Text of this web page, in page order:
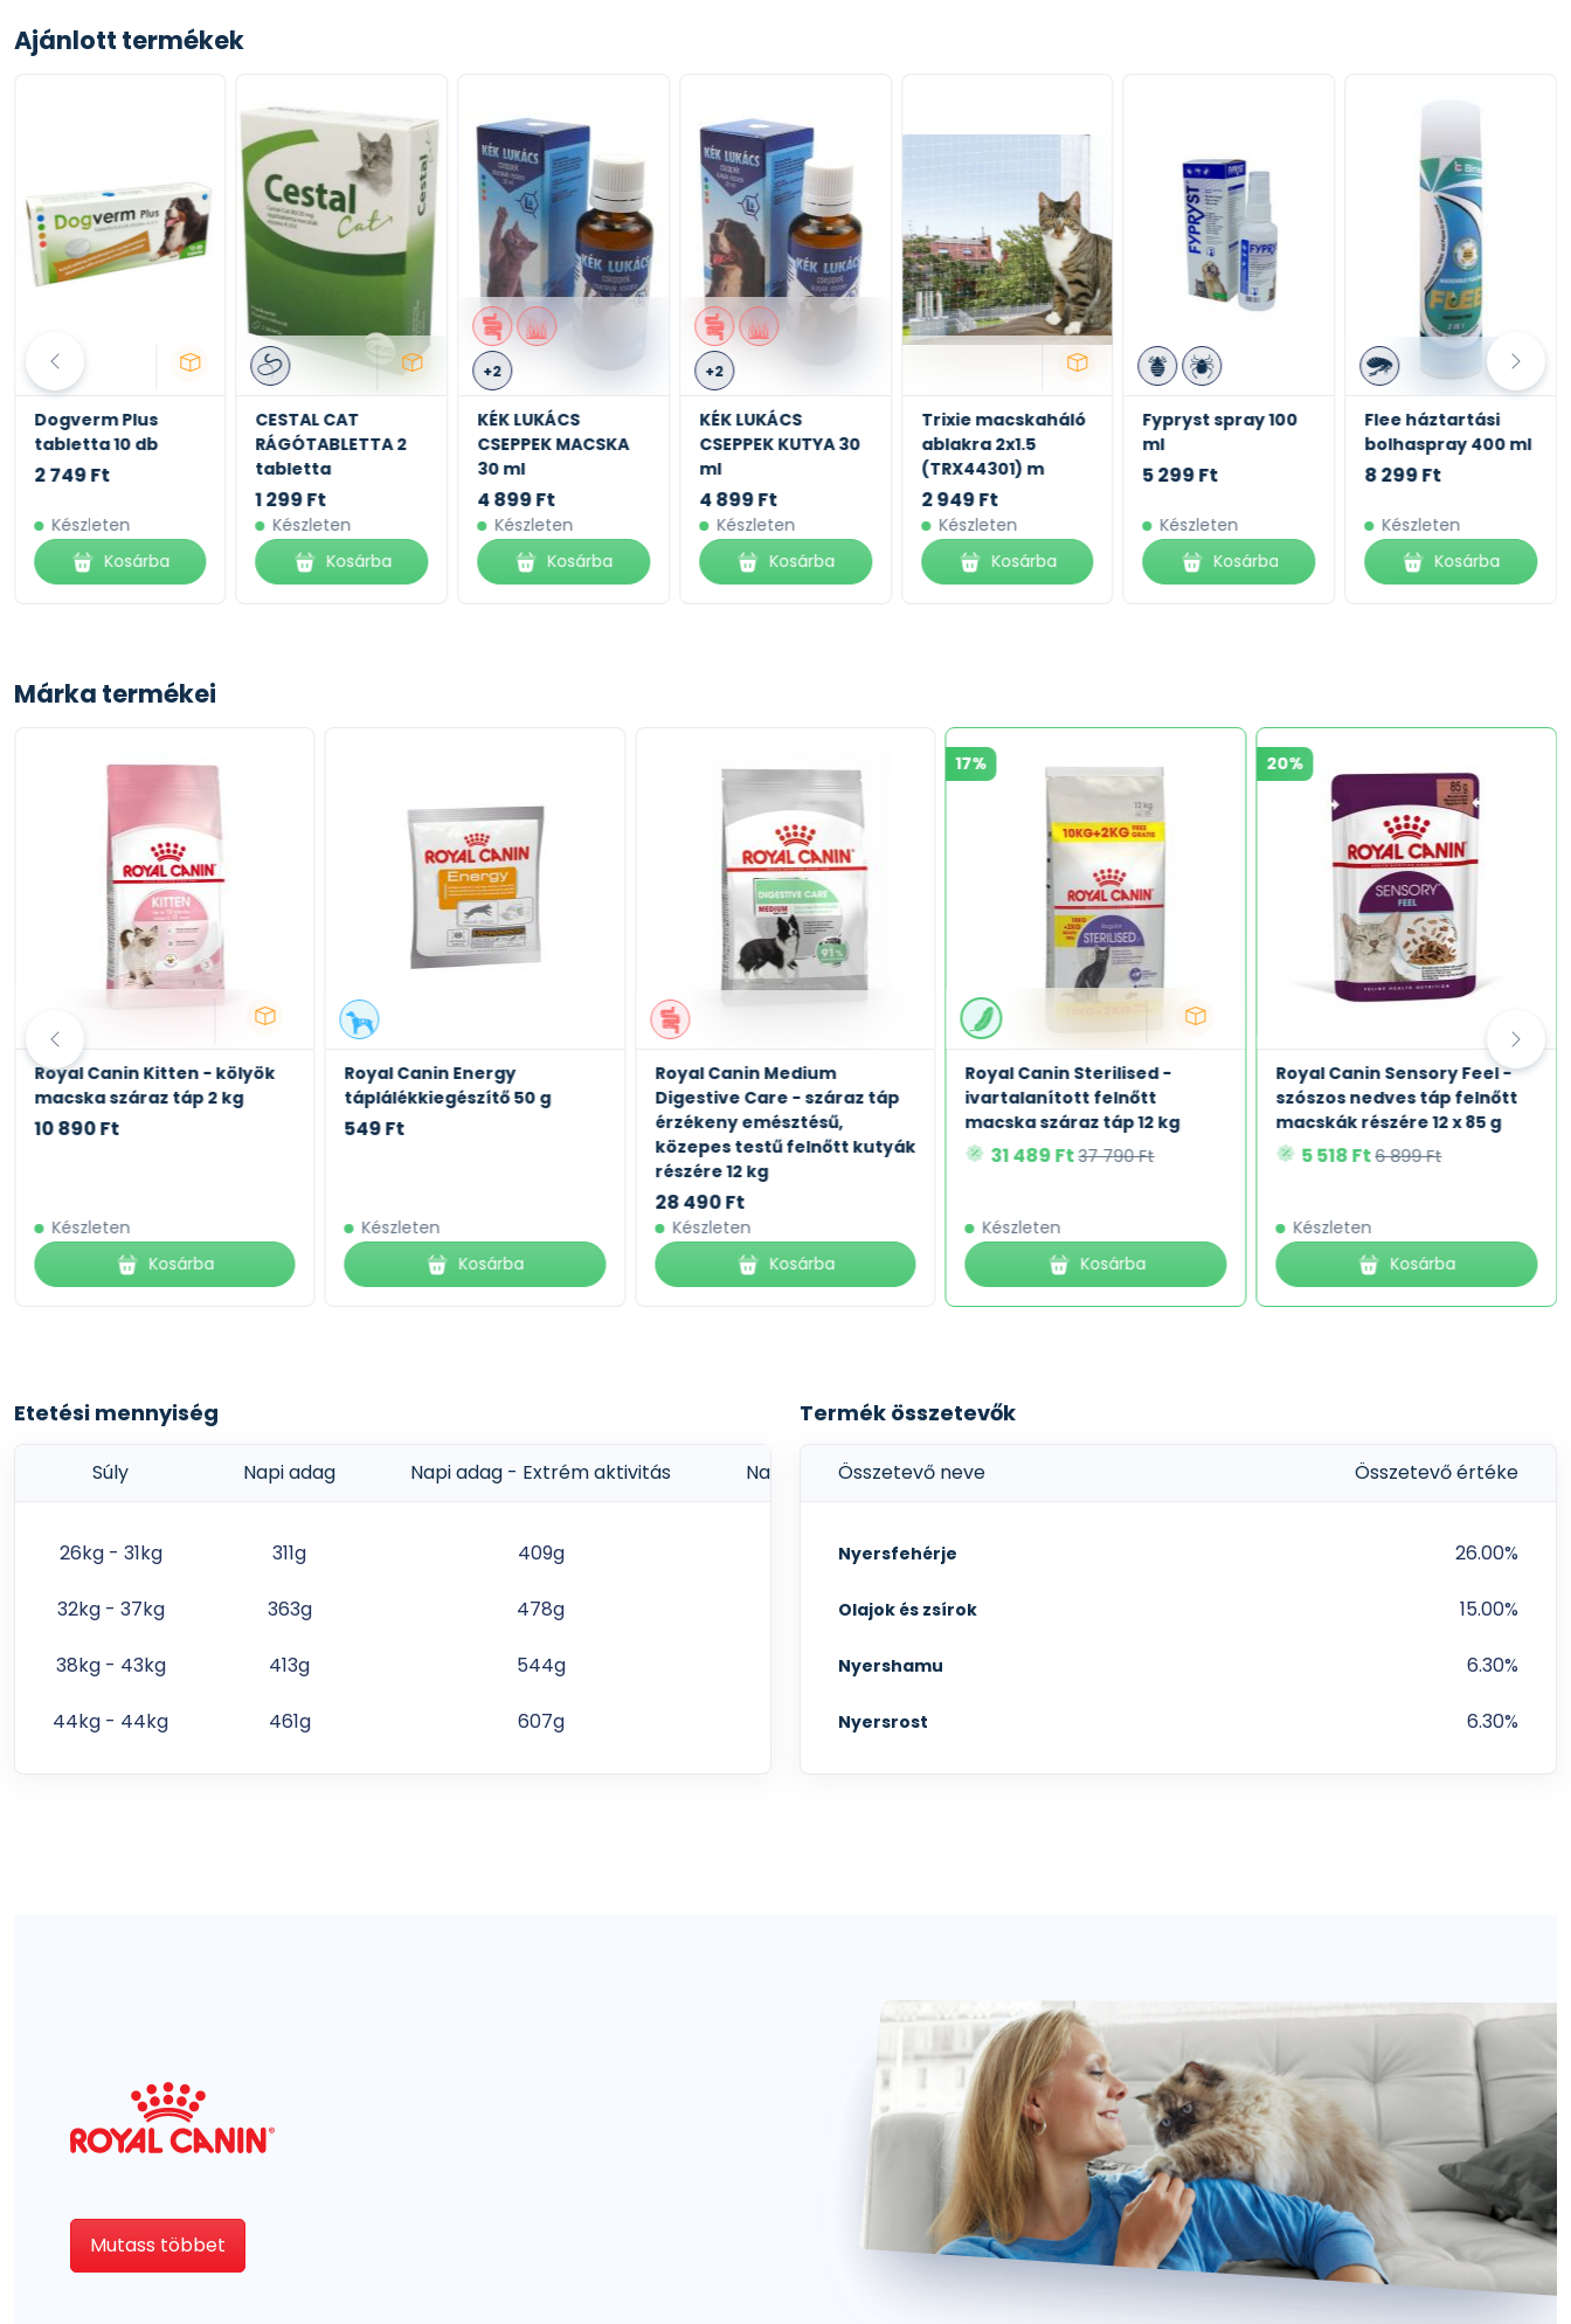
Kukorica, dehidratált baromfifehérje, búza, állati zsiradékok, növényi rostok, növényi fehérje kivonat*,
kukoricaliszt, rizs, hidrolizált állati fehérjék, kukoricaglutén, cukorrépapép, halolaj, élesztő és annak részei,
*L.I.P.: kitűnően emészthető, válogatott fehérje.
Adalékanyagok (kilogrammonként):
Tápértékkel rendelkező adalékanyagok: A vitamin: 16500 NE, D3 vitamin: 1000 NE, E1 (Vas): 42 mg, E2 (Jód): 4,2
mg, E4 (Réz): 13 mg, E5 (Mangán): 55 mg, E6 (Cink): 141 mg, E8 (Szelén): 0,08 mg - Technológiai adalékanyagok:
Üledékes eredetű klinoptilolit: 10 g - Érzékszervi adalékanyagok: Zöld tea kivonat (polifenol forrás): 2,5 g -
Tartósítószerek - Antioxidánsok.
#CCN DOG
Ajánlott termékek
Dogverm Plus
tabletta 10 db
2 749 Ft
Készleten
Kosárba
CESTAL CAT
RÁGÓTABLETTA 2
tabletta
1 299 Ft
Készleten
Kosárba
+2
KÉK LUKÁCS
CSEPPEK MACSKA
30 ml
4 899 Ft
Készleten
Kosárba
+2
KÉK LUKÁCS
CSEPPEK KUTYA 30
ml
4 899 Ft
Készleten
Kosárba
Trixie macskaháló
ablakra 2x1.5
(TRX44301) m
2 949 Ft
Készleten
Kosárba
Fypryst spray 100
ml
5 299 Ft
Készleten
Kosárba
Flee háztartási
bolhaspray 400 ml
8 299 Ft
Készleten
Kosárba
Márka termékei
Royal Canin Kitten - kölyök
macska száraz táp 2 kg
10 890 Ft
Készleten
Kosárba
Royal Canin Energy
táplálékkiegészítő 50 g
549 Ft
Készleten
Kosárba
Royal Canin Medium
Digestive Care - száraz táp
érzékeny emésztésű,
közepes testű felnőtt kutyák
részére 12 kg
28 490 Ft
Készleten
Kosárba
17%
Royal Canin Sterilised -
ivartalanított felnőtt
macska száraz táp 12 kg
31 489 Ft37 790 Ft
Készleten
Kosárba
20%
Royal Canin Sensory Feel -
szószos nedves táp felnőtt
macskák részére 12 x 85 g
5 518 Ft6 899 Ft
Készleten
Kosárba
Etetési mennyiség
Súly Napi adag Napi adag - Extrém aktivitás Napi adag - Magas aktivitás
26kg - 31kg 311g 409g 360g
32kg - 37kg 363g 478g 421g
38kg - 43kg 413g 544g 479g
44kg - 44kg 461g 607g 534g
Termék összetevők
Összetevő neve Összetevő értéke
Nyersfehérje 26.00%
Olajok és zsírok 15.00%
Nyershamu 6.30%
Nyersrost 6.30%
Mutass többet